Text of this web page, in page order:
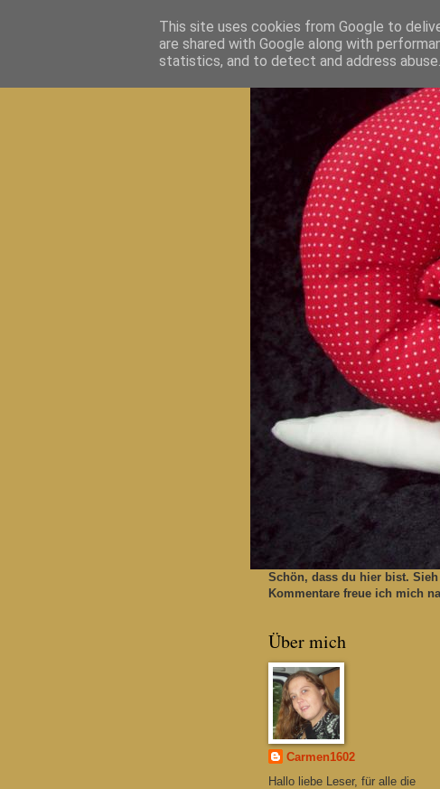
Schön, dass du hier bist.
Kommentare freue ich mich
Über mich
Carmen1602
Hallo liebe Leser, für alle die
This site uses cookies from Google to
are shared with Google along with
statistics, and to detect and address abuse.